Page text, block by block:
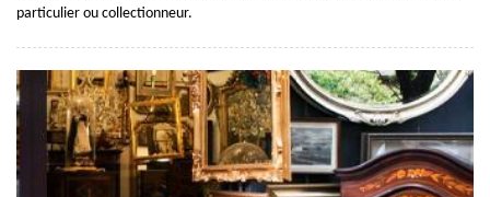
particulier ou collectionneur.